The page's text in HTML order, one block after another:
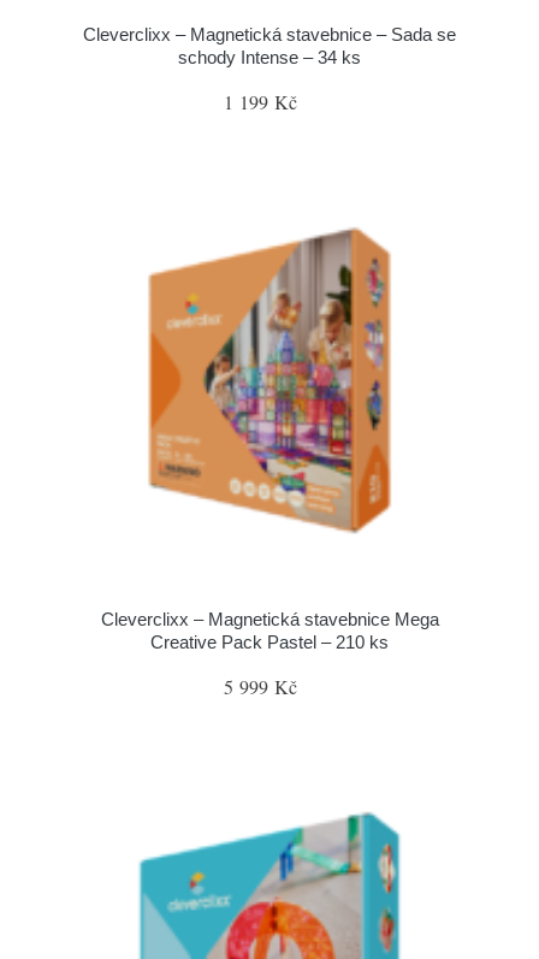
Cleverclixx – Magnetická stavebnice – Sada se
schody Intense – 34 ks
1 199 Kč
Cleverclixx – Magnetická stavebnice Mega
Creative Pack Pastel – 210 ks
5 999 Kč